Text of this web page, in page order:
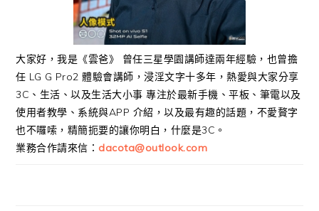
大家好，我是《雲爸》 曾任三星學園講師達兩年經驗，也曾擔
任 LG G Pro2 體驗會講師，浸淫文字十多年，熱愛與大家分享
3C、生活、以及生活大小事 專注於最新手機、平板、筆電以及
使用者教學、系統與APP 介紹，以及最有趣的話題，不愛贅字
也不囉嗦，精簡扼要的讓你明白，什麼是3C。
業務合作請來信： dacota@outlook.com